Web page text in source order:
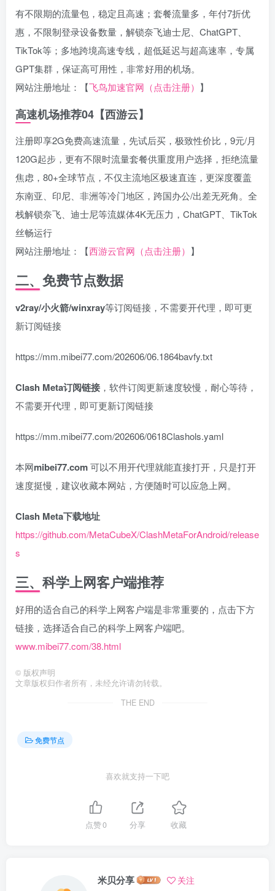
有不限期的流量包，稳定且高速；套餐流量多，年付7折优
惠，不限制登录设备数量，解锁奈飞迪士尼、ChatGPT、
TikTok等；多地跨境高速专线，超低延迟与超高速率，专属
GPT集群，保证高可用性，非常好用的机场。
网站注册地址：【飞鸟加速官网（点击注册） 】
高速机场推荐04【西游云】
注册即享2G免费高速流量，先试后买，极致性价比，9元/月
120G起步，更有不限时流量套餐供重度用户选择，拒绝流量
焦虑，80+全球节点，不仅主流地区极速直连，更深度覆盖
东南亚、印尼、非洲等冷门地区，跨国办公/出差无死角。全
栈解锁奈飞、迪士尼等流媒体4K无压力，ChatGPT、TikTok
丝畅运行
网站注册地址：【西游云官网（点击注册） 】
二、免费节点数据
v2ray/小火箭/winxray等订阅链接，不需要开代理，即可更
新订阅链接
https://mm.mibei77.com/202606/06.1864bavfy.txt
Clash Meta订阅链接 ，软件订阅更新速度较慢，耐心等待，
不需要开代理，即可更新订阅链接
https://mm.mibei77.com/202606/0618Clashols.yaml
本网mibei77.com可以不用开代理就能直接打开，只是打开
速度挺慢，建议收藏本网站，方便随时可以应急上网。
Clash Meta下载地址
https://github.com/MetaCubeX/ClashMetaForAndroid/release
s
三、科学上网客户端推荐
好用的适合自己的科学上网客户端是非常重要的，点击下方
链接，选择适合自己的科学上网客户端吧。
www.mibei77.com/38.html
© 版权声明
文章版权归作者所有，未经允许请勿转载。
THE END
免费节点
喜欢就支持一下吧
点赞0 分享 收藏
米贝分享 关注